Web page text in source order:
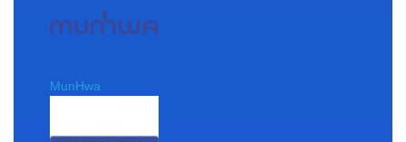
MunHwa